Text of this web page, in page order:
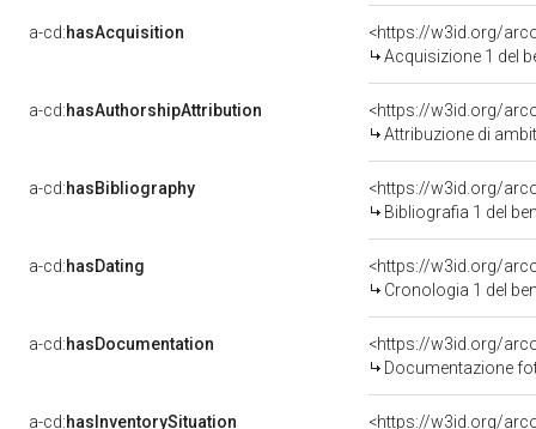
a-cd:hasAcquisition
<https://w3id.org/
Acquisizione 1 del
a-cd:hasAuthorshipAttribution
<https://w3id.org/
Attribuzione di
a-cd:hasBibliography
<https://w3id.org/
Bibliografia 1 del
a-cd:hasDating
<https://w3id.org/
Cronologia 1 del
a-cd:hasDocumentation
Documentazione
a-cd:hasInventorySituation
<https://w3id.org/